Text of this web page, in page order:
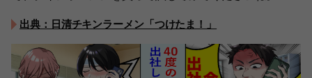
出典：日清チキンラーメン「つけたま！」